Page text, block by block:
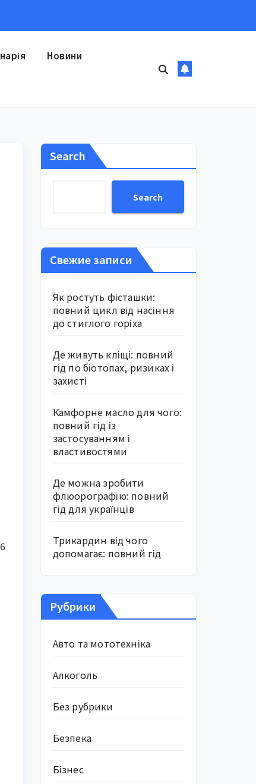
Новини
Search
Search
Свежие записи
Як ростуть фісташки:
повний цикл від насіння
до стиглого горіха
Де живуть кліщі: повний
гід по біотопах, ризиках і
захисті
Камфорне масло для чого:
повний гід із
застосуванням і
властивостями
Де можна зробити
флюорографію: повний
гід для українців
Трикардин від чого
допомагає: повний гід
Рубрики
Авто та мототехніка
Алкоголь
Без рубрики
Безпека
Бізнес